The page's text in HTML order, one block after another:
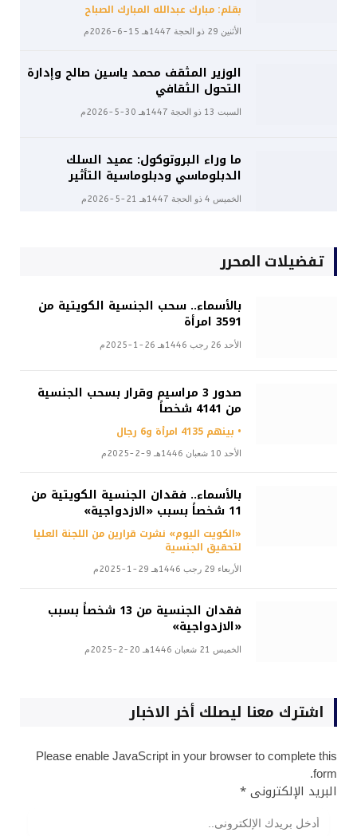
بقلم: مبارك عبدالله المبارك الصباح
الأثنين 29 ذو الحجة 1447هـ 15-6-2026م
الوزير المثقف محمد ياسين صالح وإدارة
التحول الثقافي
السبت 13 ذو الحجة 1447هـ 30-5-2026م
ما وراء البروتوكول: عميد السلك
الدبلوماسي ودبلوماسية التأثير
الخميس 4 ذو الحجة 1447هـ 21-5-2026م
تفضيلات المحرر
بالأسماء.. سحب الجنسية الكويتية من
3591 امرأة
الأحد 26 رجب 1446هـ 26-1-2025م
صدور 3 مراسيم وقرار بسحب الجنسية
من 4141 شخصاً
• بينهم 4135 امرأة و6 رجال
الأحد 10 شعبان 1446هـ 9-2-2025م
بالأسماء.. فقدان الجنسية الكويتية من
11 شخصاً بسبب «الازدواجية»
«الكويت اليوم» نشرت قرارين من اللجنة العليا
لتحقيق الجنسية
الأربعاء 29 رجب 1446هـ 29-1-2025م
فقدان الجنسية من 13 شخصاً بسبب
«الازدواجية»
الخميس 21 شعبان 1446هـ 20-2-2025م
اشترك معنا ليصلك أخر الاخبار
Please enable JavaScript in your browser to complete this
form.
البريد الإلكترونى*